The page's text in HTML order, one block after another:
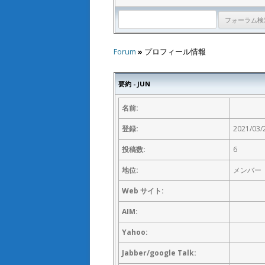
Forum » プロフィール情報
要約 - JUN
名前:
登録: 2021/03/
投稿数: 6
地位: メンバー
Web サイト:
AIM:
Yahoo:
Jabber/google Talk: